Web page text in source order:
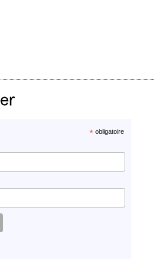
*obligatoire